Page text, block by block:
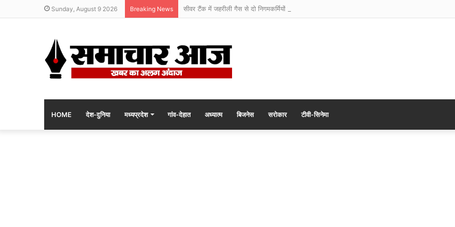
Sunday, August 9 2026 Breaking News सीवर टैंक में जहरीली गैस से दो निगमकर्मियों की मौत
HOME देश-दुनिया मध्यप्रदेश गांव-देहात अध्यात्म बिजनेस सरोकार टीवी-सिनेमा